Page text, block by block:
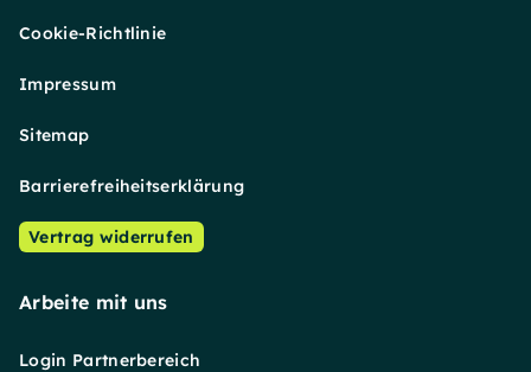
Cookie-Richtlinie
Impressum
Sitemap
Barrierefreiheitserklärung
Vertrag widerrufen
Arbeite mit uns
Login Partnerbereich